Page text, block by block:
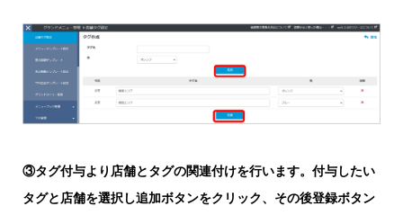
③タグ付与より店舗とタグの関連付けを行います。付与したい
タグと店舗を選択し追加ボタンをクリック、その後登録ボタン